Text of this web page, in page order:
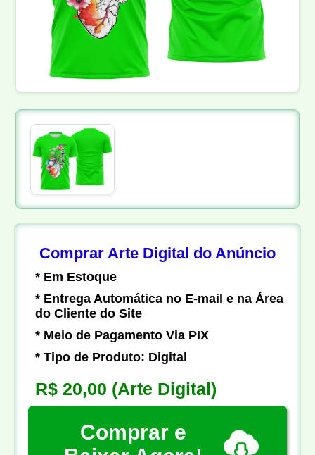
Comprar Arte Digital do Anúncio
* Em Estoque
* Entrega Automática no E-mail e na Área
do Cliente do Site
* Meio de Pagamento Via PIX
* Tipo de Produto: Digital
R$ 20,00 (Arte Digital)
Comprar e